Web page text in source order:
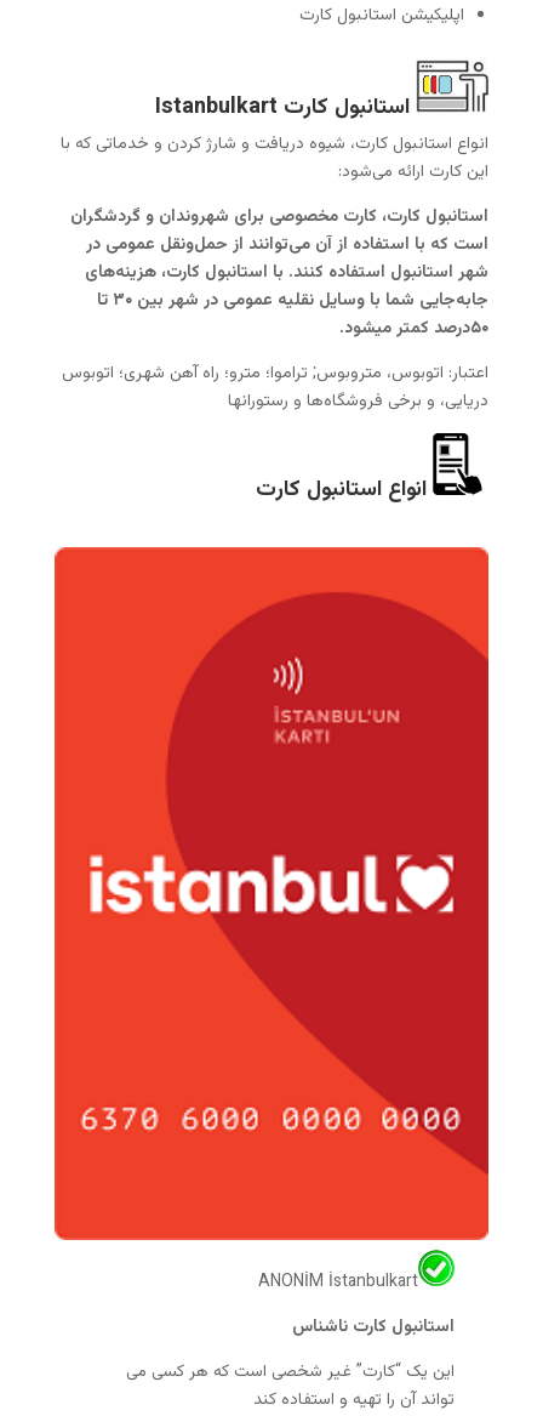
اپلیکیشن استانبول کارت
استانبول کارت Istanbulkart
انواع استانبول کارت، شیوه دریافت و شارژ کردن و خدماتی که با
این کارت ارائه می‌شود:
استانبول کارت، کارت مخصوصی برای شهروندان و گردشگران
است که با استفاده از آن می‌توانند از حمل‌ونقل عمومی در
شهر استانبول استفاده کنند. با استانبول کارت، هزینه‌های
جابه‌جایی شما با وسایل نقلیه عمومی در شهر بین ۳۰ تا
۵۰درصد کمتر میشود.
اعتبار: اتوبوس، متروبوس; تراموا؛ مترو؛ راه آهن شهری؛ اتوبوس
دریایی، و برخی فروشگاه‌ها و رستورانها
انواع استانبول کارت
ANONİM İstanbulkart
استانبول کارت ناشناس
این یک “کارت” غیر شخصی است که هر کسی می
تواند آن را تهیه و استفاده کند